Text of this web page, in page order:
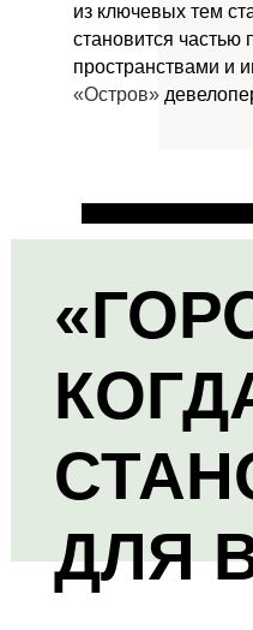
из ключевых тем
становится
пространствами и
«Остров»
ДЛЯ